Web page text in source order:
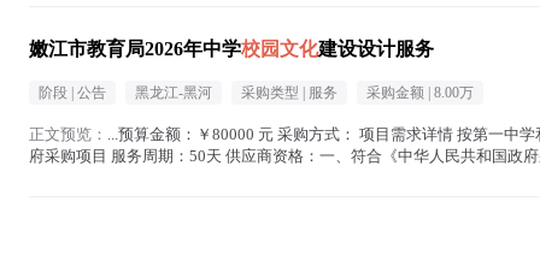
嫩江市教育局2026年中学校园文化建设设计服务
阶段 | 公告 黑龙江-黑河 采购类型 | 服务 采购金额 | 8.00万
正文预览： ...预算金额：￥80000 元 采购方式： 项目需求详情 按第一中
府采购项目 服务周期：50天 供应商资格：一、符合《中华人民共和国政